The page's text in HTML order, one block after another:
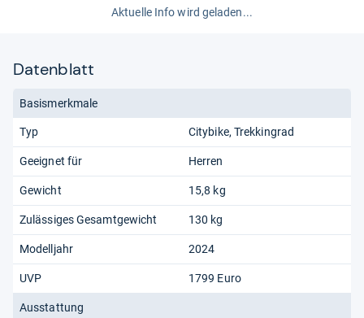
Aktuelle Info wird geladen...
Datenblatt
Basismerkmale
Typ Citybike Trekkingrad
Geeignet für Herren
Gewicht 15,8 kg
Zulässiges Gesamtgewicht 130 kg
Modelljahr 2024
UVP 1799 Euro
Ausstattung